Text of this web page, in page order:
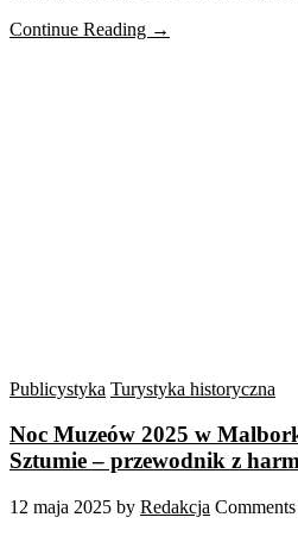
Continue Reading →
Publicystyka Turystyka historyczna
Noc Muzeów 2025 w
Sztumie – przewodnik z
12 maja 2025 by Redakcja